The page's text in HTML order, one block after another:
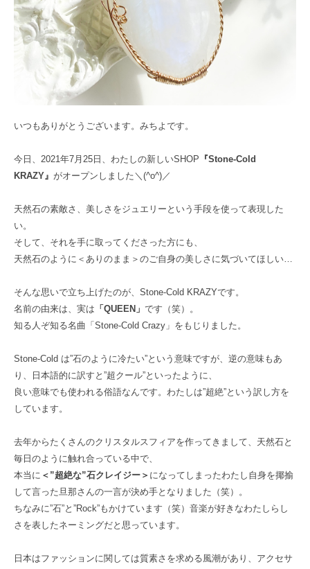
いつもありがとうございます。みちよです。
今日、2021年7月25日、わたしの新しいSHOP 『Stone-Cold
KRAZY』 がオープンしました＼(^o^)／
天然石の素敵さ、美しさをジュエリーという手段を使って表現した
い。
そして、それを手に取ってくださった方にも、
天然石のように＜ありのまま＞のご自身の美しさに気づいてほしい…
そんな思いで立ち上げたのが、Stone-Cold KRAZYです。
名前の由来は、実は 「QUEEN」 です（笑）。
知る人ぞ知る名曲「Stone-Cold Crazy」をもじりました。
Stone-Cold は”石のように冷たい”という意味ですが、逆の意味もあ
り、日本語的に訳すと”超クール”といったように、
良い意味でも使われる俗語なんです。わたしは”超絶”という訳し方を
しています。
去年からたくさんのクリスタルスフィアを作ってきまして、天然石と
毎日のように触れ合っている中で、
本当に ＜”超絶な”石クレイジー＞ になってしまったわたし自身を揶揄
して言った旦那さんの一言が決め手となりました（笑）。
ちなみに”石”と”Rock”もかけています（笑）音楽が好きなわたしらし
さを表したネーミングだと思っています。
日本はファッションに関しては質素さを求める風潮があり、アクセサ